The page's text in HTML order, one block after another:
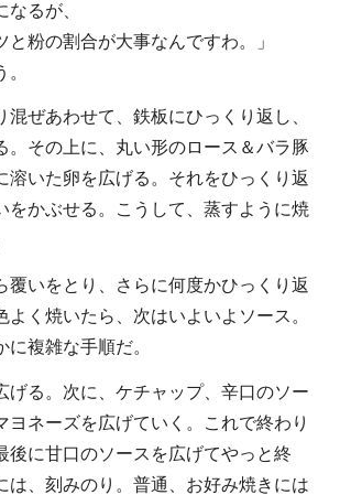
なるが、
と粉の割合が大事なんですわ。」
混ぜあわせて、鉄板にひっくり返し、
。その上に、丸い形のロース＆バラ豚
溶いた卵を広げる。それをひっくり返
をかぶせる。こうして、蒸すように焼
覆いをとり、さらに何度かひっくり返
よく焼いたら、次はいよいよソース。
に複雑な手順だ。
げる。次に、ケチャップ、辛口のソー
ヨネーズを広げていく。これで終わり
後に甘口のソースを広げてやっと終
は、刻みのり。普通、お好み焼きには